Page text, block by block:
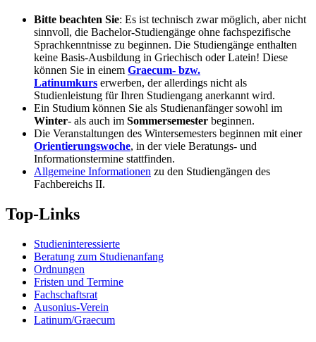
Bitte beachten Sie: Es ist technisch zwar möglich, aber nicht
sinnvoll, die Bachelor-Studiengänge ohne fachspezifische
Sprachkenntnisse zu beginnen. Die Studiengänge enthalten
keine Basis-Ausbildung in Griechisch oder Latein! Diese
können Sie in einem Graecum- bzw.
Latinumkurs erwerben, der allerdings nicht als
Studienleistung für Ihren Studiengang anerkannt wird.
Ein Studium können Sie als Studienanfänger sowohl im
Winter- als auch im Sommersemester beginnen.
Die Veranstaltungen des Wintersemesters beginnen mit einer
Orientierungswoche, in der viele Beratungs- und
Informationstermine stattfinden.
Allgemeine Informationen zu den Studiengängen des
Fachbereichs II.
Top-Links
Studieninteressierte
Beratung zum Studienanfang
Ordnungen
Fristen und Termine
Fachschaftsrat
Ausonius-Verein
Latinum/Graecum